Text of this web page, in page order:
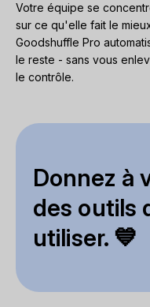
Votre équipe se
sur ce qu'elle fait le
Goodshuffle Pro
le reste - sans vous
le contrôle.
Donnez à
des outils
utiliser. 💙